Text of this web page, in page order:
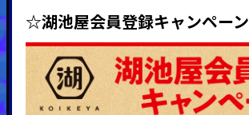
☆湖池屋会員登録キャンペーン